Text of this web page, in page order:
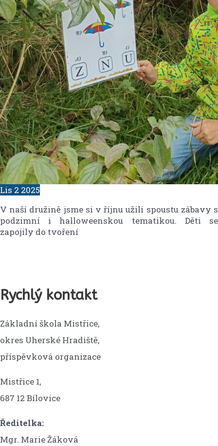
V naší družině jsme si v říjnu užili spoustu zábavy s
podzimní i halloweenskou tematikou. Děti se
zapojily do tvoření
Lis 2 2025
Rychlý kontakt
Základní škola Mistřice,
okres Uherské Hradiště,
příspěvková organizace
Mistřice 1,
687 12 Bílovice
Ředitelka:
Mgr. Marie Žáková